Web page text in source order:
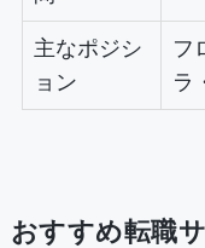
主なポジシ
ョン
フ
ラ
おすすめ転職